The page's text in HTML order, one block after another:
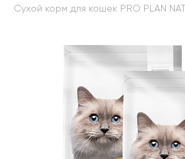
Сухой корм для кошек PRO PLAN